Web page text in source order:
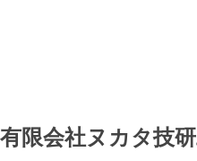
有限会社ヌカタ技